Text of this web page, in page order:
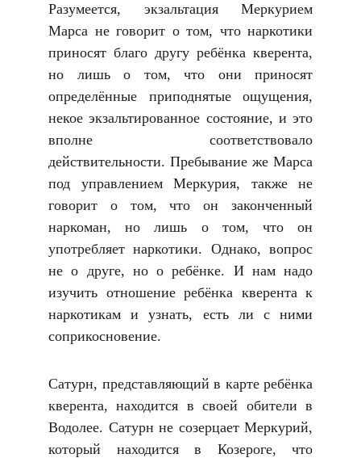
Разумеется, экзальтация Меркурием
Марса не говорит о том, что наркотики
приносят благо другу ребёнка кверента,
но лишь о том, что они приносят
определённые приподнятые ощущения,
некое экзальтированное состояние, и это
вполне соответствовало
действительности. Пребывание же Марса
под управлением Меркурия, также не
говорит о том, что он законченный
наркоман, но лишь о том, что он
употребляет наркотики. Однако, вопрос
не о друге, но о ребёнке. И нам надо
изучить отношение ребёнка кверента к
наркотикам и узнать, есть ли с ними
соприкосновение.
Сатурн, представляющий в карте ребёнка
кверента, находится в своей обители в
Водолее. Сатурн не созерцает Меркурий,
который находится в Козероге, что